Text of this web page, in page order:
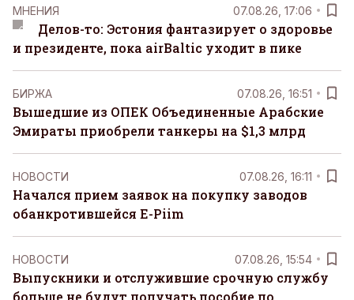
MНЕНИЯ 07.08.26, 17:06
Делов-то: Эстония фантазирует о здоровье
и президенте, пока airBaltic уходит в пике
БИРЖА 07.08.26, 16:51
Вышедшие из ОПЕК Объединенные Арабские
Эмираты приобрели танкеры на $1,3 млрд
НОВОСТИ 07.08.26, 16:11
Начался прием заявок на покупку заводов
обанкротившейся E-Piim
НОВОСТИ 07.08.26, 15:54
Выпускники и отслужившие срочную службу
больше не будут получать пособие по